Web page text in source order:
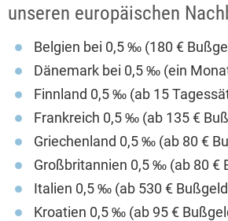
unseren europäischen
Belgien bei 0,5 ‰ (180 €
Dänemark bei 0,5 ‰ (ein
Finnland 0,5 ‰ (ab 15
Frankreich 0,5 ‰ (ab 135 €
Griechenland 0,5 ‰ (ab 80 €
Großbritannien 0,5 ‰ (ab 80 €
Italien 0,5 ‰ (ab 530 €
Kroatien 0,5 ‰ (ab 95 €